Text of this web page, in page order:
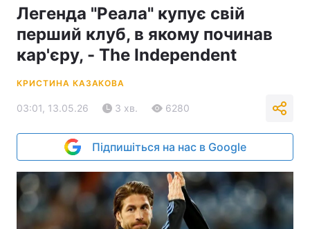
Легенда "Реала" купує свій
перший клуб, в якому починав
кар'єру, - The Independent
КРИСТИНА КАЗАКОВА
03:01, 13.05.26 3 хв. 6280
Підпишіться на нас в Google